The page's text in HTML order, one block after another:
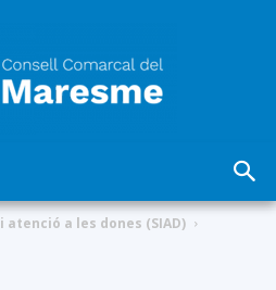
a les dones (SIAD)